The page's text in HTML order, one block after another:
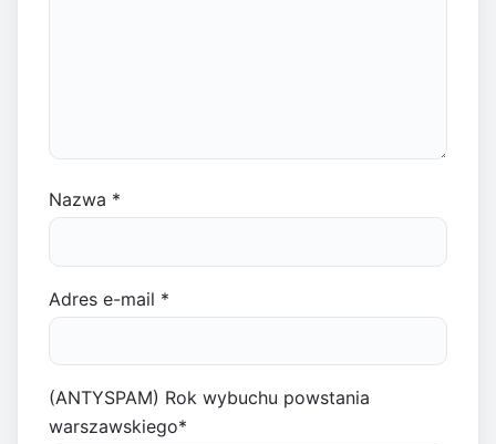
Nazwa *
Adres e-mail *
(ANTYSPAM) Rok wybuchu powstania
warszawskiego*